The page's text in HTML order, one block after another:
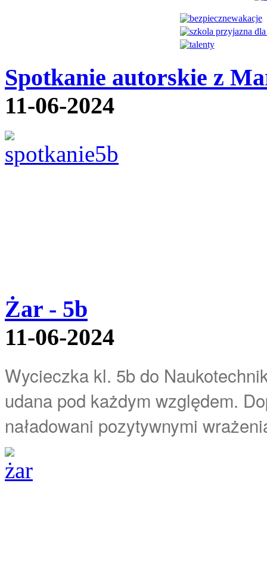
Spotkanie autorskie z
11-06-2024
Żar - 5b
11-06-2024
Wycieczka kl. 5b do
udana pod każdym względem.
naładowani pozytywnymi